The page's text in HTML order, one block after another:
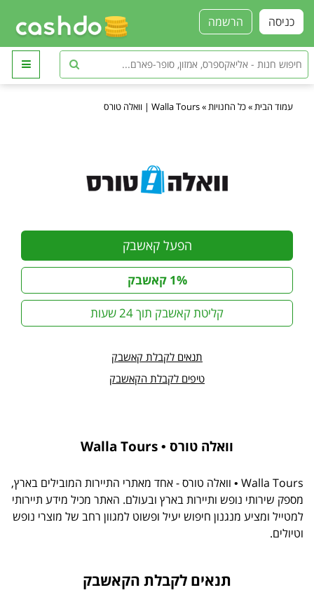
הרשמה כניסה
עמוד הבית »כל החנויות »Walla Tours | וואלה טורס
הפעל קאשבק
1% קאשבק
קליטת קאשבק תוך 24 שעות
תנאים לקבלת קאשבק
טיפים לקבלת הקאשבק
וואלה טורס • Walla Tours
Walla Tours • וואלה טורס - אחד מאתרי התיירות המובילים בארץ,
מספק שירותי נופש ותיירות בארץ ובעולם. האתר מכיל מידע תיירותי
למטייל ומציע מנגנון חיפוש יעיל ופשוט למגוון רחב של מוצרי נופש
וטיולים.
תנאים לקבלת הקאשבק